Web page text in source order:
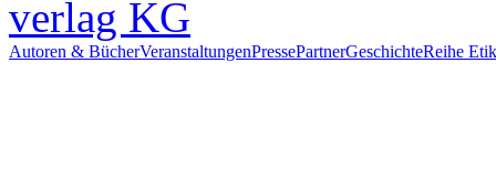
Autoren & BücherVeranstaltungenPressePartnerGeschichteReihe